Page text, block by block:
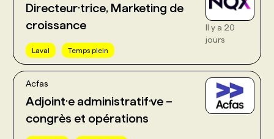
Directeur·trice, Marketing de
croissance
Laval Temps plein
Il y a 20
jours
Acfas
Adjoint·e administratif·ve –
congrès et opérations